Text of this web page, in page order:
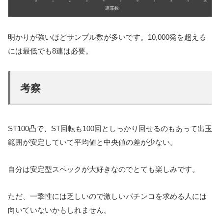
明かりが強いほどサンプル数が多いです。10,000発を超える
には最低でも8連は必要。
考察
ST100凸で、ST回転も100回としっかり回せるのもあって出玉
範囲が安定していて平均値と中央値の差が少ない。
自分は安定型スペックが大好きなのでとても楽しみです。
ただ、一撃性には乏しいので激しいパチンコを求める人には
向いていないかもしれません。